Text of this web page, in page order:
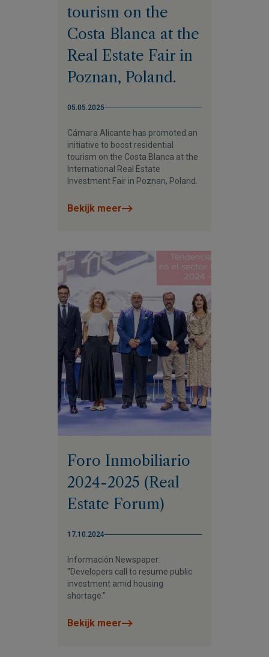
tourism on the
Costa Blanca at the
Real Estate Fair in
Poznan, Poland.
05.05.2025
Cámara Alicante has promoted an
initiative to boost residential
tourism on the Costa Blanca at the
International Real Estate
Investment Fair in Poznan, Poland.
Bekijk meer
Foro Inmobiliario
2024-2025 (Real
Estate Forum)
17.10.2024
Información Newspaper:
"Developers call to resume public
investment amid housing
shortage."
Bekijk meer